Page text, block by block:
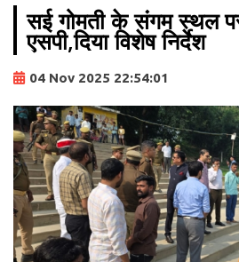
सई गोमती के संगम स्थल
एसपी,दिया विशेष निर्देश
04 Nov 2025 22:54:01